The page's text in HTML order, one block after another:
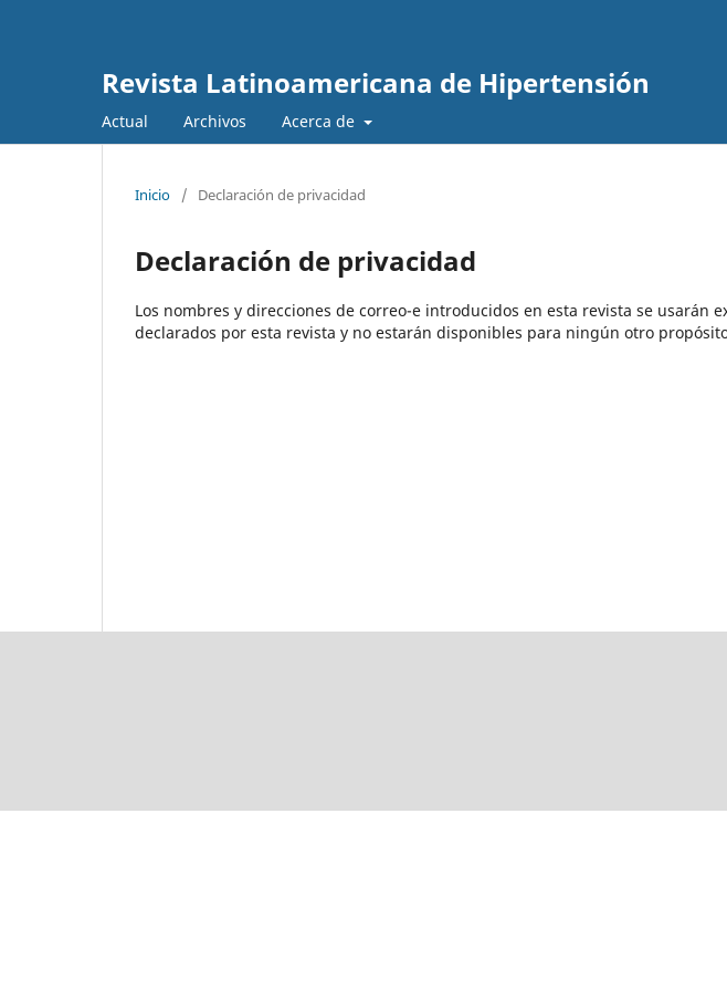
Revista Latinoamericana de Hipertensión
Actual Archivos Acerca de
Inicio / Declaración de privacidad
Declaración de privacidad
Los nombres y direcciones de correo-e introducidos en esta revista se usarán
declarados por esta revista y no estarán disponibles para ningún otro